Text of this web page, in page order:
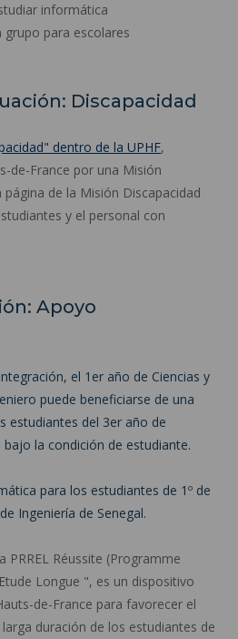
informática
para escolares
Discapacidad
dentro de la UPHF,
de-France por una Misión
página de la Misión Discapacidad
y el personal con
Apoyo
el 1er año de Ciencias y
puede beneficiarse de una
estudiantes del 3er año de
la condición de estudiante.
para los estudiantes de 1º de
Ingeniería de Senegal.
PRREL Réussite (Programme
Longue ", es un dispositivo
de-France para favorecer el
duración de los estudiantes de